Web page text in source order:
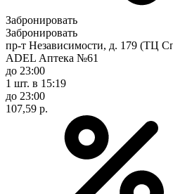
Забронировать
Забронировать
пр-т Независимости, д. 179 (ТЦ
ADEL Аптека №61
до 23:00
1 шт. в 15:19
до 23:00
107,59 р.